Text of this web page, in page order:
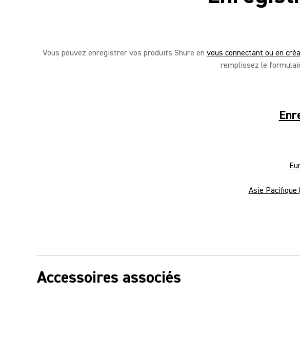
Vous pouvez enregistrer vos produits Shure en vous connectant ou en
remplissez le
Asie
Accessoires associés